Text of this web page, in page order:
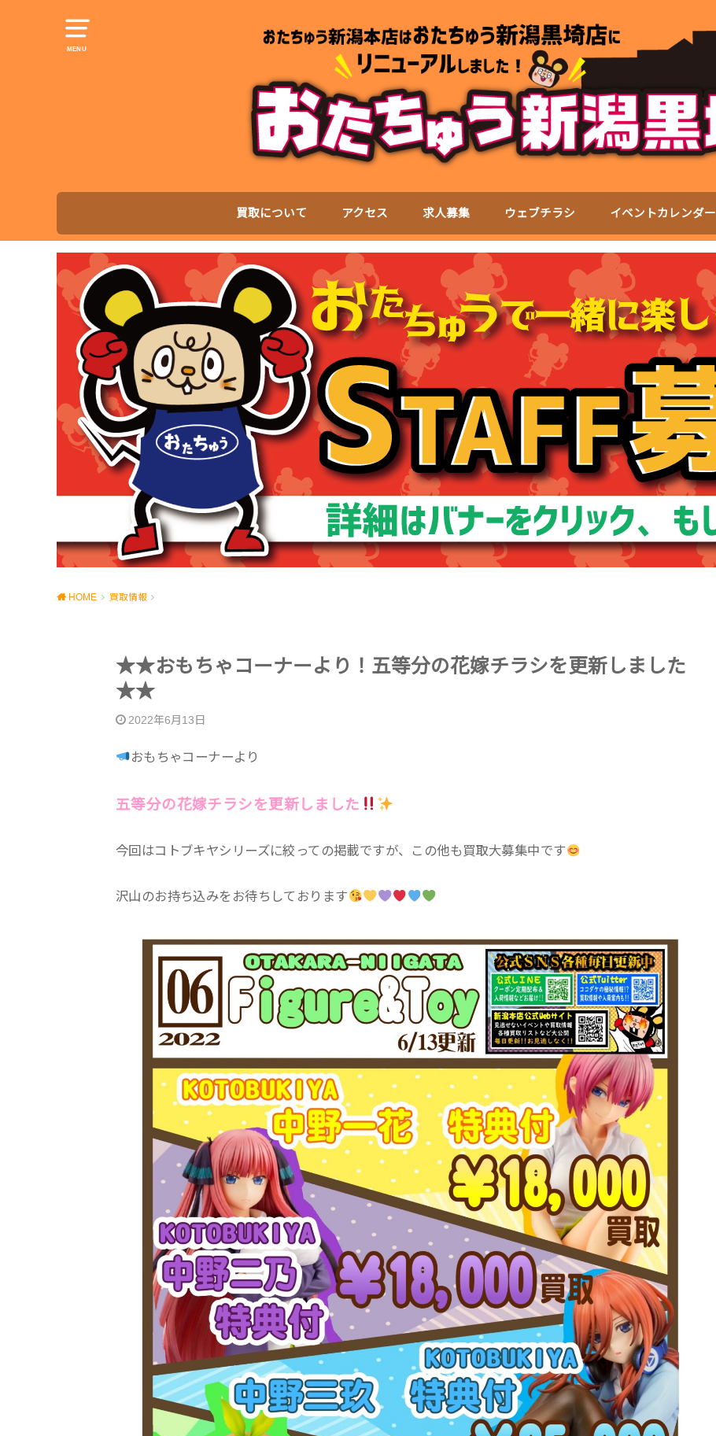
MENU
買取について アクセス 求人募集 ウェブチラシ イベントカレンダー
HOME 買取情報
★★おもちゃコーナーより！五等分の花嫁チラシを更新しました
★★
2022年6月13日
おもちゃコーナーより
五等分の花嫁チラシを更新しました
今回はコトブキヤシリーズに絞っての掲載ですが、この他も買取大募集中です
沢山のお持ち込みをお待ちしております